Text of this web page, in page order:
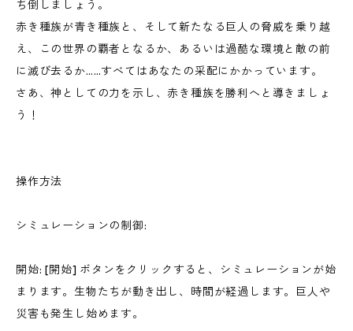
ち倒しましょう。
赤き種族が青き種族と、そして新たなる巨人の脅威を乗り越
え、この世界の覇者となるか、あるいは過酷な環境と敵の前
に滅び去るか……すべてはあなたの采配にかかっています。
さあ、神としての力を示し、赤き種族を勝利へと導きましょ
う！
操作方法
シミュレーションの制御:
開始: [開始] ボタンをクリックすると、シミュレーションが始
まります。生物たちが動き出し、時間が経過します。巨人や
災害も発生し始めます。